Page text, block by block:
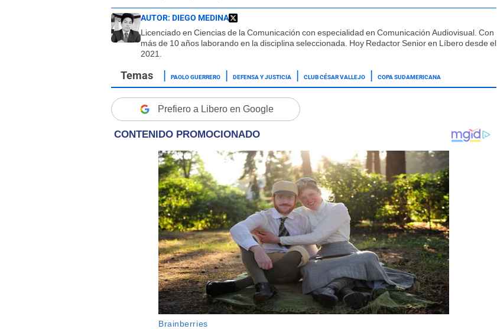
AUTOR: DIEGO MEDINA
Licenciado en Ciencias de la Comunicación con especialidad en Comunicación Audiovisual. Con
más de 10 años laborando en la disciplina seleccionada. Hoy Redactor Senior en Líbero desde el
2021.
PAOLO GUERRERO DEFENSA Y JUSTICIA CLUB CÉSAR VALLEJO COPA SUDAMERICANA
Prefiero a Libero en Google